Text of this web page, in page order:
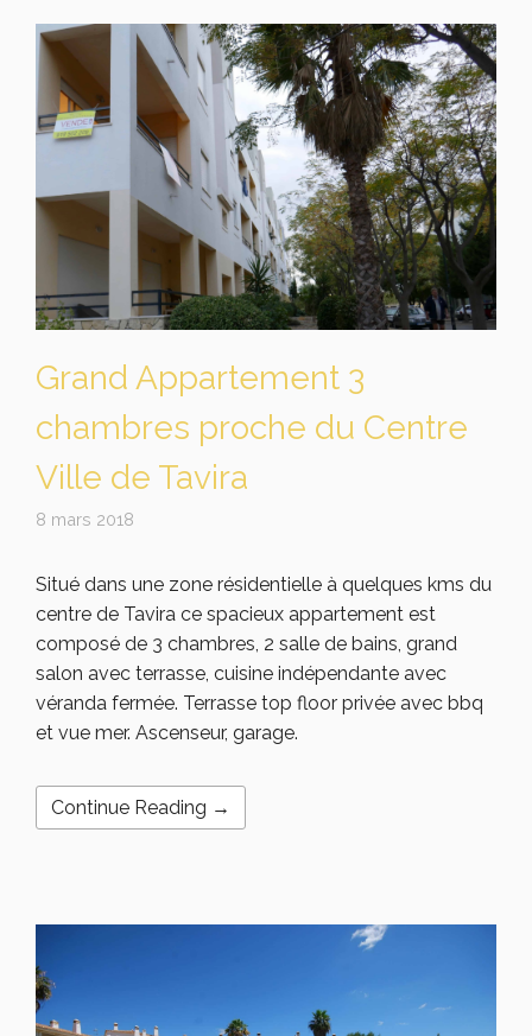
Grand Appartement 3
chambres proche du Centre
Ville de Tavira
8 mars 2018
Situé dans une zone résidentielle à quelques kms du
centre de Tavira ce spacieux appartement est
composé de 3 chambres, 2 salle de bains, grand
salon avec terrasse, cuisine indépendante avec
véranda fermée. Terrasse top floor privée avec bbq
et vue mer. Ascenseur, garage.
Continue Reading →